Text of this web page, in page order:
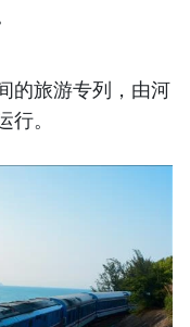
的旅游专列，由河
。